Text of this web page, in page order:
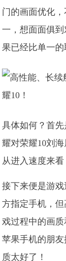
门的画面优化
一，想面面俱
果已经比单一的
具体如何？首
耀对荣耀10刘
从进入速度来看
接下来便是游
方指定手机，
戏过程中的画
苹果手机的朋
质太好了！